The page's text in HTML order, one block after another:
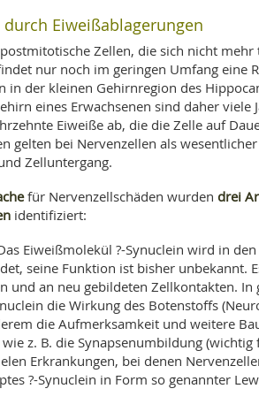
UND DIAGNOSE
UND MINERALSTOFFE
UND FORSCHUNG
Eiweißablagerungen
Zellen, die sich nicht
nur noch im geringen Umfang eine
in der kleinen Gehirnregion des
eines Erwachsenen sind daher viele
Eiweiße ab, die die Zelle auf
gelten bei Nervenzellen als
Zelluntergang.
für Nervenzellschäden wurden drei
identifiziert:
Eiweißmolekül ?-Synuclein wird in
seine Funktion ist bisher unbekannt.
und an neu gebildeten Zellkontakten. In
die Wirkung des Botenstoffs
die Aufmerksamkeit und weitere
z. B. die Synapsenumbildung (wichtig
Erkrankungen, bei denen
?-Synuclein in Form so genannter